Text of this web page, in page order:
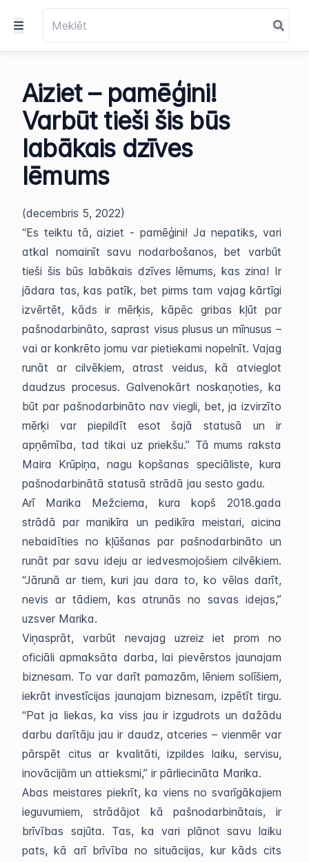
Aiziet – pamēģini!
Varbūt tieši šis būs
labākais dzīves
lēmums
(decembris 5, 2022)
“Es teiktu tā, aiziet - pamēģini! Ja nepatiks, vari
atkal nomainīt savu nodarbošanos, bet varbūt
tieši šis būs labākais dzīves lēmums, kas zina! Ir
jādara tas, kas patīk, bet pirms tam vajag kārtīgi
izvērtēt, kāds ir mērķis, kāpēc gribas kļūt par
pašnodarbināto, saprast visus plusus un mīnusus –
vai ar konkrēto jomu var pietiekami nopelnīt. Vajag
runāt ar cilvēkiem, atrast veidus, kā atvieglot
daudzus procesus. Galvenokārt noskaņoties, ka
būt par pašnodarbināto nav viegli, bet, ja izvirzīto
mērķi var piepildīt esot šajā statusā un ir
apņēmība, tad tikai uz priekšu.” Tā mums raksta
Maira Krūpiņa, nagu kopšanas speciāliste, kura
pašnodarbinātā statusā strādā jau sesto gadu.
Arī Marika Mežciema, kura kopš 2018.gada
strādā par manikīra un pedikīra meistari, aicina
nebaidīties no kļūšanas par pašnodarbināto un
runāt par savu ideju ar iedvesmojošiem cilvēkiem.
“Jārunā ar tiem, kuri jau dara to, ko vēlas darīt,
nevis ar tādiem, kas atrunās no savas idejas,”
uzsver Marika.
Viņasprāt, varbūt nevajag uzreiz iet prom no
oficiāli apmaksāta darba, lai pievērstos jaunajam
biznesam. To var darīt pamazām, lēniem solīšiem,
iekrāt investīcijas jaunajam biznesam, izpētīt tirgu.
“Pat ja liekas, ka viss jau ir izgudrots un dažādu
darbu darītāju jau ir daudz, atceries – vienmēr var
pārspēt citus ar kvalitāti, izpildes laiku, servisu,
inovācijām un attieksmi,” ir pārliecināta Marika.
Abas meistares piekrīt, ka viens no svarīgākajiem
ieguvumiem, strādājot kā pašnodarbinātais, ir
brīvības sajūta. Tas, ka vari plānot savu laiku
pats, kā arī brīvība no situācijas, kur kāds cits